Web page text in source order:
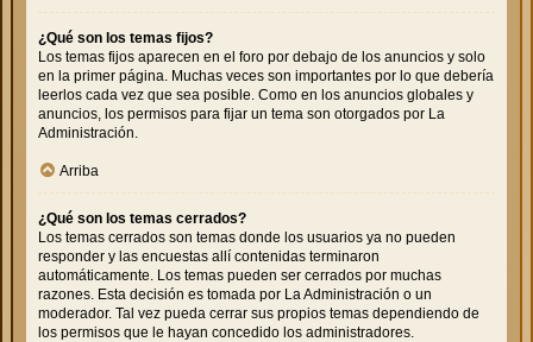
¿Qué son los temas fijos?
Los temas fijos aparecen en el foro por debajo de los anuncios y solo
en la primer página. Muchas veces son importantes por lo que debería
leerlos cada vez que sea posible. Como en los anuncios globales y
anuncios, los permisos para fijar un tema son otorgados por La
Administración.
Arriba
¿Qué son los temas cerrados?
Los temas cerrados son temas donde los usuarios ya no pueden
responder y las encuestas allí contenidas terminaron
automáticamente. Los temas pueden ser cerrados por muchas
razones. Esta decisión es tomada por La Administración o un
moderador. Tal vez pueda cerrar sus propios temas dependiendo de
los permisos que le hayan concedido los administradores.